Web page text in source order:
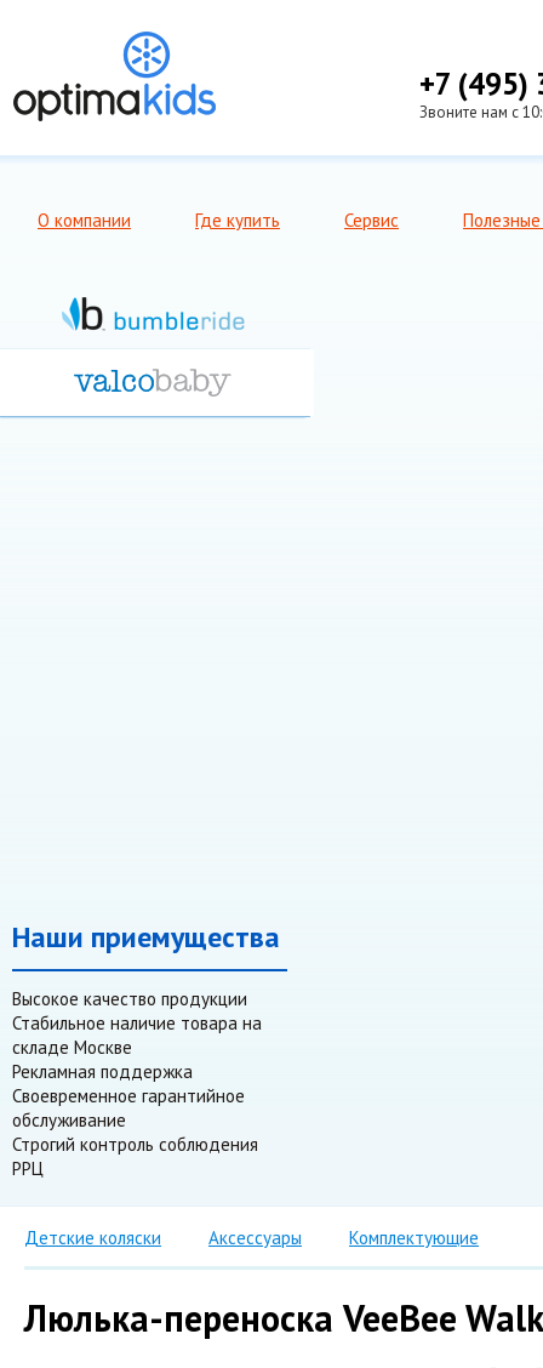
+7 (495)
Звоните нам с
О компании Где купить Сервис
Наши приемущества
Высокое качество продукции
Стабильное наличие товара на
складе Москве
Рекламная поддержка
Своевременное гарантийное
обслуживание
Строгий контроль соблюдения
РРЦ
Детские коляски Аксессуары Комплектующие
Люлька-переноска VeeBee